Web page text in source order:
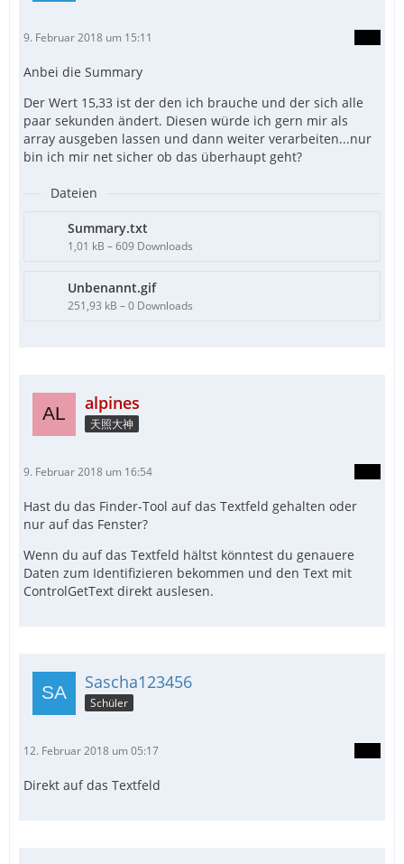
9. Februar 2018 um 15:11
Anbei die Summary
Der Wert 15,33 ist der den ich brauche und der sich alle
paar sekunden ändert. Diesen würde ich gern mir als
array ausgeben lassen und dann weiter verarbeiten...nur
bin ich mir net sicher ob das überhaupt geht?
Dateien
Summary.txt
1,01 kB – 609 Downloads
Unbenannt.gif
251,93 kB – 0 Downloads
alpines
天照大神
9. Februar 2018 um 16:54
Hast du das Finder-Tool auf das Textfeld gehalten oder
nur auf das Fenster?
Wenn du auf das Textfeld hältst könntest du genauere
Daten zum Identifizieren bekommen und den Text mit
ControlGetText direkt auslesen.
Sascha123456
Schüler
12. Februar 2018 um 05:17
Direkt auf das Textfeld